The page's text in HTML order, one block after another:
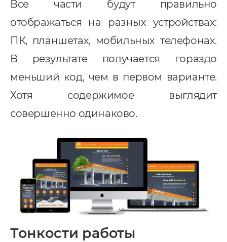
Все части будут правильно
отображаться на разных устройствах:
ПК, планшетах, мобильных телефонах.
В результате получается гораздо
меньший код, чем в первом варианте.
Хотя содержимое выглядит
совершенно одинаково.
Тонкости работы